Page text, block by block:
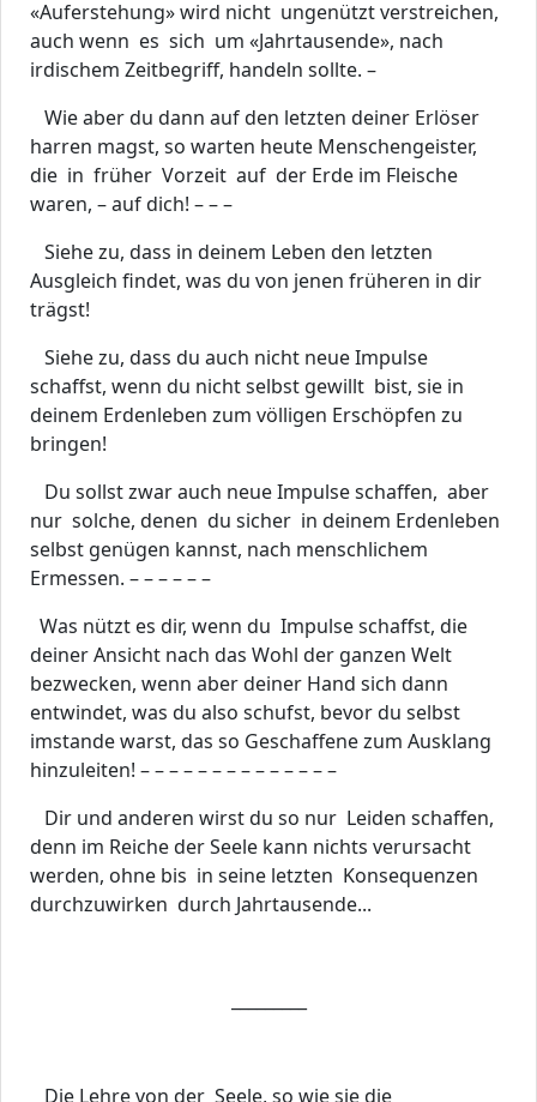
«Auferstehung» wird nicht ungenützt verstreichen,
auch wenn es sich um «Jahrtausende», nach
irdischem Zeitbegriff, handeln sollte. –
Wie aber du dann auf den letzten deiner Erlöser
harren magst, so warten heute Menschengeister,
die in früher Vorzeit auf der Erde im Fleische
waren, – auf dich! – – –
Siehe zu, dass in deinem Leben den letzten
Ausgleich findet, was du von jenen früheren in dir
trägst!
Siehe zu, dass du auch nicht neue Impulse
schaffst, wenn du nicht selbst gewillt bist, sie in
deinem Erdenleben zum völligen Erschöpfen zu
bringen!
Du sollst zwar auch neue Impulse schaffen, aber
nur solche, denen du sicher in deinem Erdenleben
selbst genügen kannst, nach menschlichem
Ermessen. – – – – – –
Was nützt es dir, wenn du Impulse schaffst, die
deiner Ansicht nach das Wohl der ganzen Welt
bezwecken, wenn aber deiner Hand sich dann
entwindet, was du also schufst, bevor du selbst
imstande warst, das so Geschaffene zum Ausklang
hinzuleiten! – – – – – – – – – – – – – –
Dir und anderen wirst du so nur Leiden schaffen,
denn im Reiche der Seele kann nichts verursacht
werden, ohne bis in seine letzten Konsequenzen
durchzuwirken durch Jahrtausende...
Die Lehre von der Seele, so wie sie die